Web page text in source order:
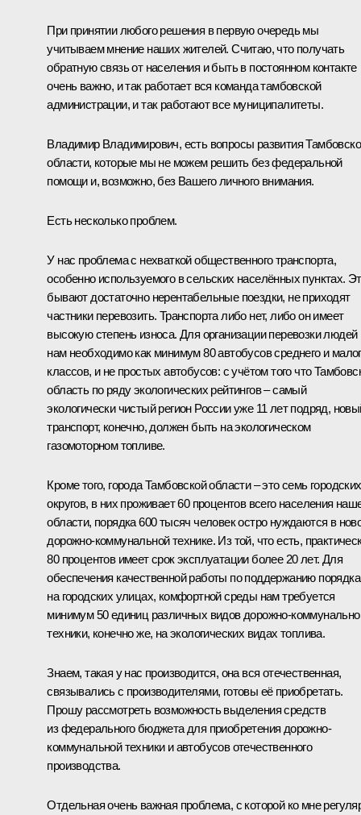
При принятии любого решения в первую очередь мы
учитываем мнение наших жителей. Считаю, что получать
обратную связь от населения и быть в постоянном контакте
очень важно, и так работает вся команда тамбовской
администрации, и так работают все муниципалитеты.
Владимир Владимирович, есть вопросы развития
области, которые мы не можем решить без федеральной
помощи и, возможно, без Вашего личного внимания.
Есть несколько проблем.
У нас проблема с нехваткой общественного транспорта,
особенно используемого в сельских населённых пунктах.
бывают достаточно нерентабельные поездки, не приходят
частники перевозить. Транспорта либо нет, либо он имеет
высокую степень износа. Для организации перевозки людей
нам необходимо как минимум 80 автобусов среднего и
классов, и не простых автобусов: с учётом того что
область по ряду экологических рейтингов – самый
экологически чистый регион России уже 11 лет подряд,
транспорт, конечно, должен быть на экологическом
газомоторном топливе.
Кроме того, города Тамбовской области – это семь городских
округов, в них проживает 60 процентов всего населения
области, порядка 600 тысяч человек остро нуждаются в
дорожно-коммунальной технике. Из той, что есть,
80 процентов имеет срок эксплуатации более 20 лет. Для
обеспечения качественной работы по поддержанию порядка
на городских улицах, комфортной среды нам требуется
минимум 50 единиц различных видов дорожно-
техники, конечно же, на экологических видах топлива.
Знаем, такая у нас производится, она вся отечественная,
связывались с производителями, готовы её приобретать.
Прошу рассмотреть возможность выделения средств
из федерального бюджета для приобретения дорожно-
коммунальной техники и автобусов отечественного
производства.
Отдельная очень важная проблема, с которой ко мне